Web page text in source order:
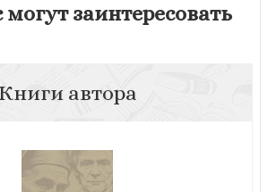
заинтересовать
автора